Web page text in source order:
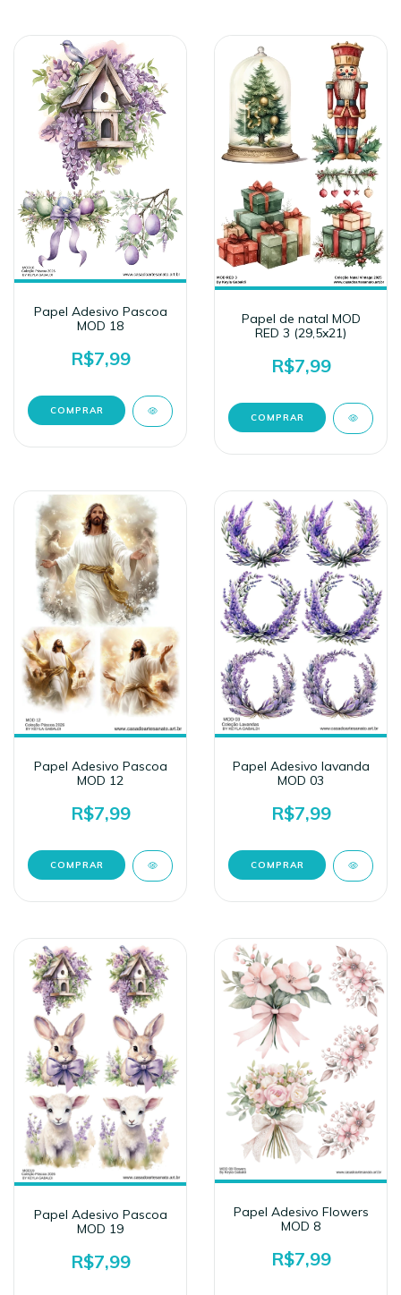
Papel Adesivo Pascoa
MOD 18
R$7,99
Papel de natal MOD
RED 3 (29,5x21)
R$7,99
Papel Adesivo Pascoa
MOD 12
R$7,99
Papel Adesivo lavanda
MOD 03
R$7,99
Papel Adesivo Pascoa
MOD 19
R$7,99
Papel Adesivo Flowers
MOD 8
R$7,99